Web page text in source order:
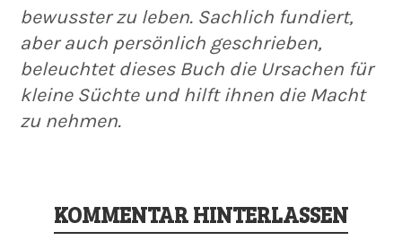
bewusster zu leben. Sachlich fundiert,
aber auch persönlich geschrieben,
beleuchtet dieses Buch die Ursachen für
kleine Süchte und hilft ihnen die Macht
zu nehmen.
KOMMENTAR HINTERLASSEN